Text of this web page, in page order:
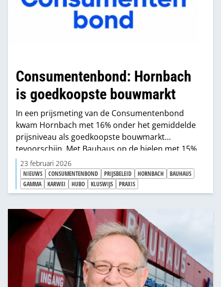
Consumentenbond: Hornbach
is goedkoopste bouwmarkt
In een prijsmeting van de Consumentenbond
kwam Hornbach met 16% onder het gemiddelde
prijsniveau als goedkoopste bouwmarkt
tevoorschijn. Met Bauhaus op de hielen met 15%
onder gemiddeld. Opvallend is dat het prijsverschil
groter is dan twee jaar geleden. Toen was
Hornbach nog 14% goedkoper, vier jaar geleden
slechts 11%.
23 februari 2026
NIEUWS CONSUMENTENBOND PRIJSBELEID HORNBACH
BAUHAUS
GAMMA
KARWEI HUBO KLUSWIJS PRAXIS